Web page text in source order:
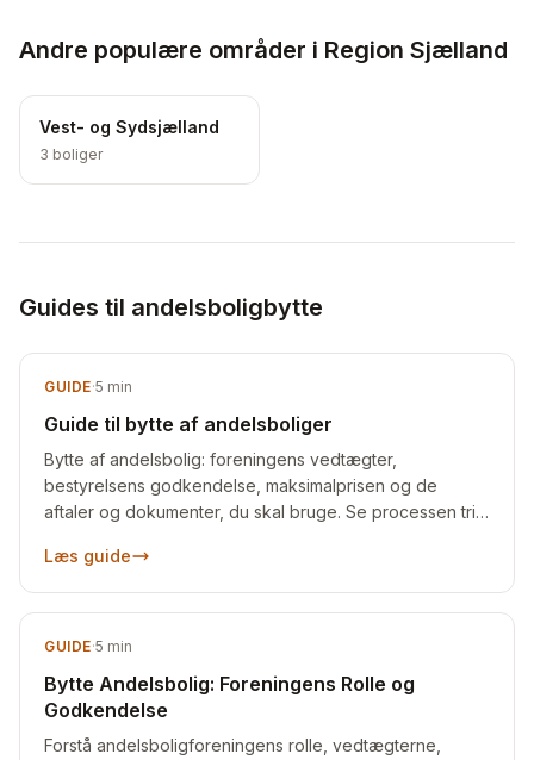
Andre populære områder i Region Sjælland
Vest- og Sydsjælland
3 boliger
Guides til andelsboligbytte
GUIDE·5 min
Guide til bytte af andelsboliger
Bytte af andelsbolig: foreningens vedtægter,
bestyrelsens godkendelse, maksimalprisen og de
aftaler og dokumenter, du skal bruge. Se processen trin
Læs guide
GUIDE·5 min
Bytte Andelsbolig: Foreningens Rolle og
Godkendelse
Forstå andelsboligforeningens rolle, vedtægterne,